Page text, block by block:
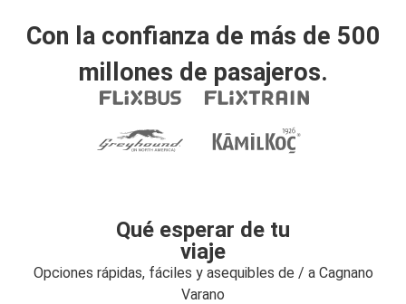
Con la confianza de más de 500
millones de pasajeros.
Qué esperar de tu
viaje
Opciones rápidas, fáciles y asequibles de / a Cagnano
Varano